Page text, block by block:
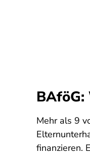
Mehr als 9
finanzieren.